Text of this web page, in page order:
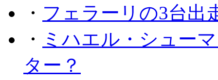
・ フェラーリの3台出
・ ミハエル・シュー
ター？